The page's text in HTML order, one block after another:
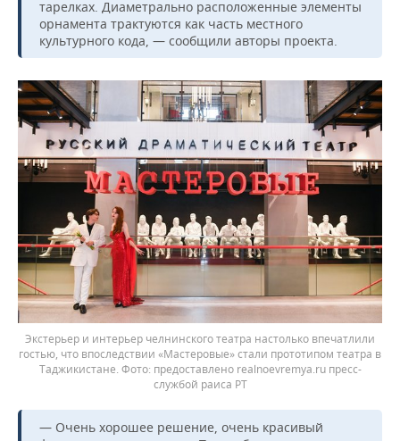
тарелках. Диаметрально расположенные элементы
орнамента трактуются как часть местного
культурного кода, — сообщили авторы проекта.
Экстерьер и интерьер челнинского театра настолько впечатлили
гостью, что впоследствии «Мастеровые» стали прототипом театра в
Таджикистане.
предоставлено realnoevremya.ru пресс-
службой раиса РТ
— Очень хорошее решение, очень красивый